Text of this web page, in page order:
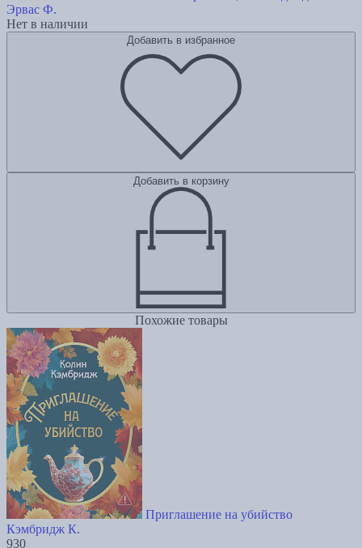
Эрвас Ф.
Нет в наличии
Добавить в избранное
Добавить в корзину
Похожие товары
Приглашение на убийство
Кэмбридж К.
930